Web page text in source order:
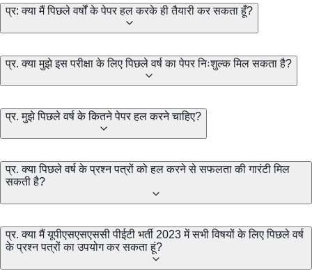
प्र: क्या मैं पिछले वर्षों के पेपर हल करके ही तैयारी कर सकता हूँ?
प्र. क्या मुझे इस परीक्षा के लिए पिछले वर्ष का पेपर निःशुल्क मिल सकता है?
प्र. मुझे पिछले वर्ष के कितने पेपर हल करने चाहिए?
प्र. क्या पिछले वर्ष के प्रश्न पत्रों को हल करने से सफलता की गारंटी मिल
सकती है?
प्र. क्या मैं यूपीएसएसएससी पीईटी भर्ती 2023 में सभी विषयों के लिए पिछले वर्ष
के प्रश्न पत्रों का उपयोग कर सकता हूं?